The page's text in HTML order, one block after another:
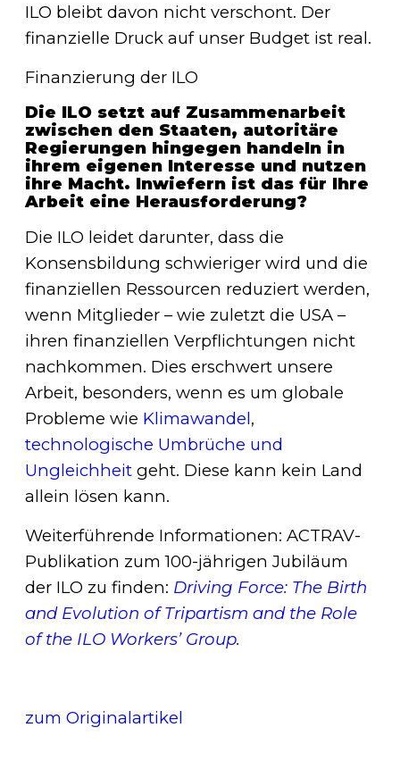
ILO bleibt davon nicht verschont. Der
finanzielle Druck auf unser Budget ist real.
Finanzierung der ILO
Die ILO setzt auf Zusammenarbeit
zwischen den Staaten, autoritäre
Regierungen hingegen handeln in
ihrem eigenen Interesse und nutzen
ihre Macht. Inwiefern ist das für Ihre
Arbeit eine Herausforderung?
Die ILO leidet darunter, dass die
Konsensbildung schwieriger wird und die
finanziellen Ressourcen reduziert werden,
wenn Mitglieder – wie zuletzt die USA –
ihren finanziellen Verpflichtungen nicht
nachkommen. Dies erschwert unsere
Arbeit, besonders, wenn es um globale
Probleme wie Klimawandel,
technologische Umbrüche und
Ungleichheitgeht. Diese kann kein Land
allein lösen kann.
Weiterführende Informationen: ACTRAV-
Publikation zum 100-jährigen Jubiläum
der ILO zu finden: Driving Force: The Birth
and Evolution of Tripartism and the Role
of the ILO Workers’ Group.
zum Originalartikel